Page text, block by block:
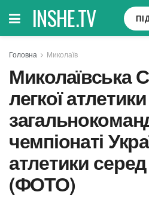
INSHE.TV
Головна Миколаїв
легкої атлетики
чемпіонаті
атлетики
(ФОТО)